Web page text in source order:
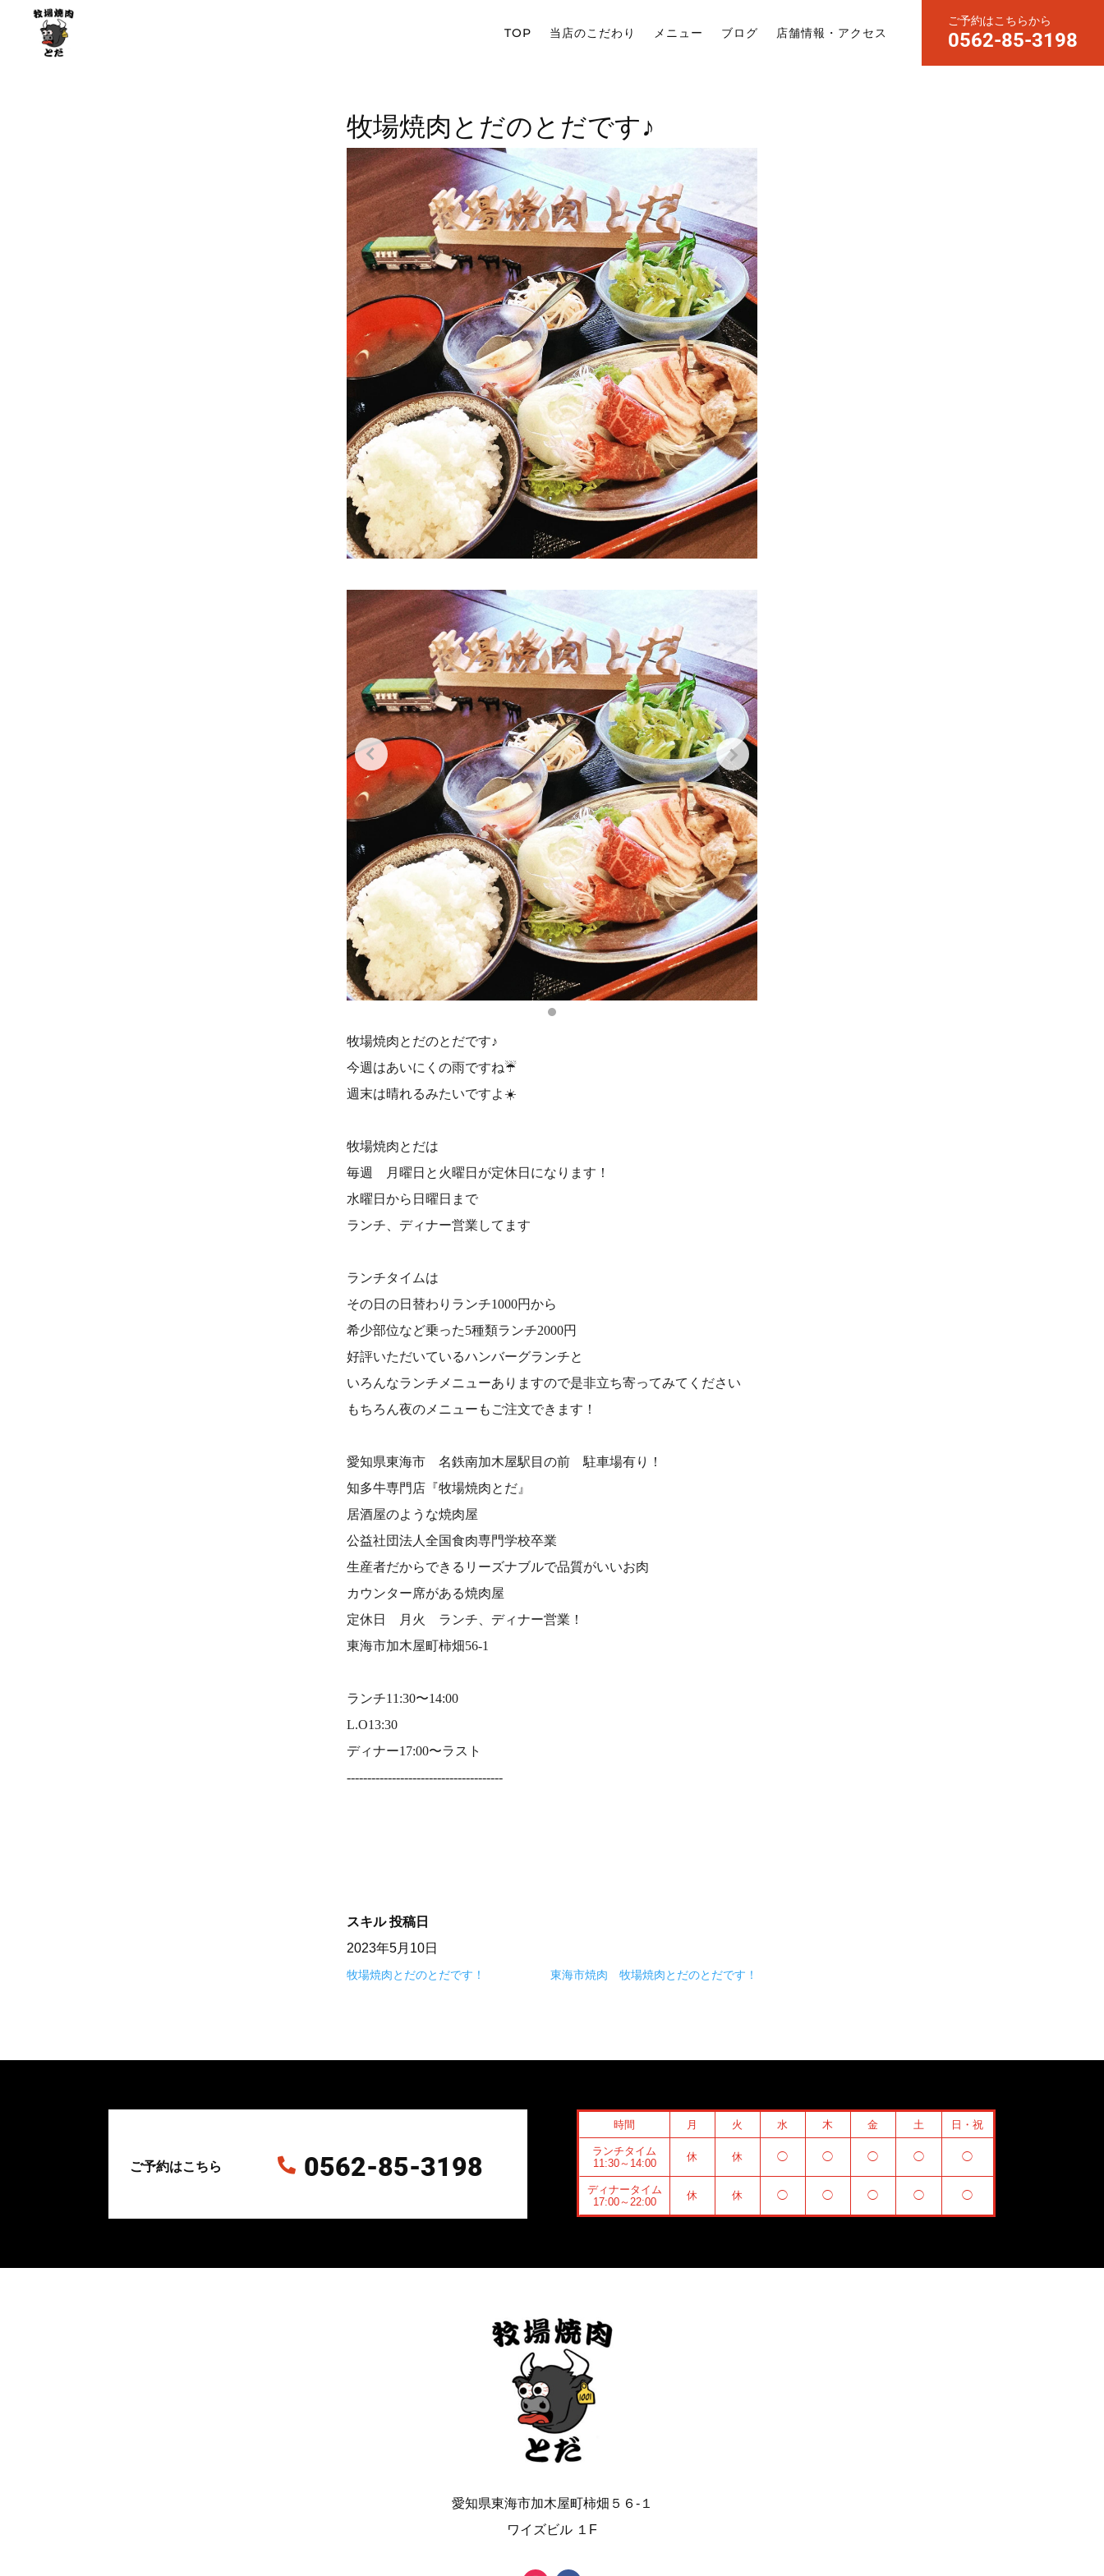
TOP 当店のこだわり メニュー ブログ 店舗情報・アクセス
ご予約はこちらから
0562-85-3198
牧場焼肉とだのとだです♪
牧場焼肉とだのとだです♪
今週はあいにくの雨ですね☔️
週末は晴れるみたいですよ☀️
牧場焼肉とだは
毎週 月曜日と火曜日が定休日になります！
水曜日から日曜日まで
ランチ、ディナー営業してます
ランチタイムは
その日の日替わりランチ1000円から
希少部位など乗った5種類ランチ2000円
好評いただいているハンバーグランチと
いろんなランチメニューありますので是非立ち寄ってみてください
もちろん夜のメニューもご注文できます！
愛知県東海市 名鉄南加木屋駅目の前 駐車場有り！⠀
知多牛専門店『牧場焼肉とだ』⠀
居酒屋のような焼肉屋
公益社団法人全国食肉専門学校卒業⠀
生産者だからできるリーズナブルで品質がいいお肉⠀
カウンター席がある焼肉屋⠀
定休日 月火 ランチ、ディナー営業！⠀
東海市加木屋町柿畑56-1⠀
ランチ11:30〜14:00⠀
L.O13:30⠀
ディナー17:00〜ラスト⠀
--------------------------------------⠀
スキル 投稿日
2023年5月10日
牧場焼肉とだのとだです！ 東海市焼肉 牧場焼肉とだのとだです！
ご予約はこちら  0562-85-3198
時間 月 火 水 木 金 土 日・祝
ランチタイム
11:30～14:00
休 休 ◯ ◯ ◯ ◯ ◯
ディナータイム
17:00～22:00
休 休 ◯ ◯ ◯ ◯ ◯
愛知県東海市加木屋町柿畑５６-１
ワイズビル １F